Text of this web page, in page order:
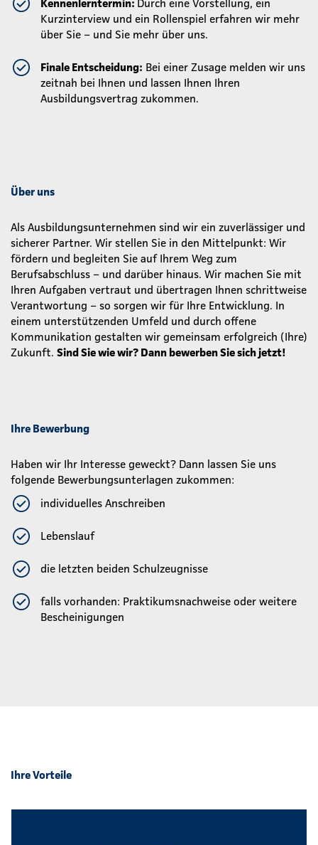
Kurzinterview und ein Rollenspiel erfahren wir mehr
über Sie – und Sie mehr über uns.
Finale Entscheidung: Bei einer Zusage melden wir uns
zeitnah bei Ihnen und lassen Ihnen Ihren
Ausbildungsvertrag zukommen.
Über uns
Als Ausbildungsunternehmen sind wir ein zuverlässiger und
sicherer Partner. Wir stellen Sie in den Mittelpunkt: Wir
fördern und begleiten Sie auf Ihrem Weg zum
Berufsabschluss – und darüber hinaus. Wir machen Sie mit
Ihren Aufgaben vertraut und übertragen Ihnen schrittweise
Verantwortung – so sorgen wir für Ihre Entwicklung. In
einem unterstützenden Umfeld und durch offene
Kommunikation gestalten wir gemeinsam erfolgreich (Ihre)
Zukunft. Sind Sie wie wir? Dann bewerben Sie sich jetzt!
Ihre Bewerbung
Haben wir Ihr Interesse geweckt? Dann lassen Sie uns
folgende Bewerbungsunterlagen zukommen:
individuelles Anschreiben
Lebenslauf
die letzten beiden Schulzeugnisse
falls vorhanden: Praktikumsnachweise oder weitere
Bescheinigungen
Ihre Vorteile